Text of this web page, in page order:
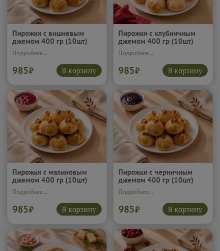
Пирожки с вишневым
джемом 400 гр (10шт)
Подробнее...
985₽ В корзину
Пирожки с клубничным
джемом 400 гр (10шт)
Подробнее...
985₽ В корзину
Пирожки с малиновым
джемом 400 гр (10шт)
Подробнее...
985₽ В корзину
Пирожки с черничным
джемом 400 гр (10шт)
Подробнее...
985₽ В корзину